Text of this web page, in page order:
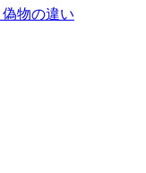
物の違い